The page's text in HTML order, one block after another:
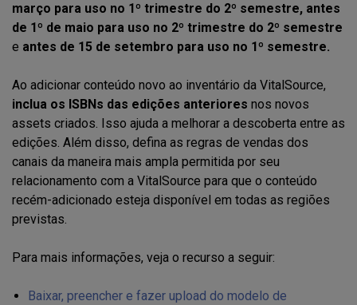
março para uso no 1º trimestre do 2º semestre, antes
de 1º de maio para uso no 2º trimestre do 2º semestre
e antes de 15 de setembro para uso no 1º semestre.
Ao adicionar conteúdo novo ao inventário da VitalSource,
inclua os ISBNs das edições anteriores nos novos
assets criados. Isso ajuda a melhorar a descoberta entre as
edições. Além disso, defina as regras de vendas dos
canais da maneira mais ampla permitida por seu
relacionamento com a VitalSource para que o conteúdo
recém-adicionado esteja disponível em todas as regiões
previstas.
Para mais informações, veja o recurso a seguir:
Baixar, preencher e fazer upload do modelo de